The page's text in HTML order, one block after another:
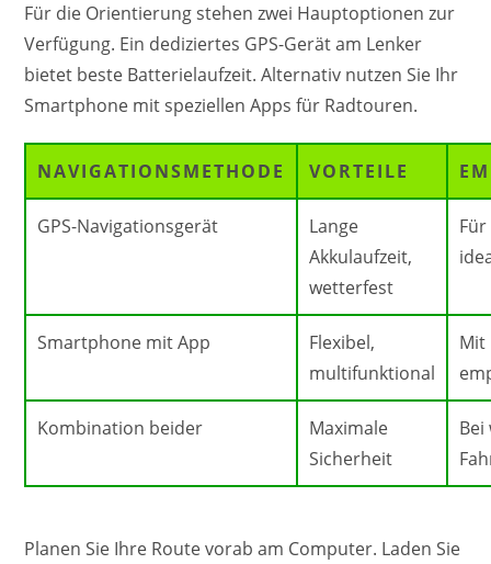
Für die Orientierung stehen zwei Hauptoptionen zur
Verfügung. Ein dediziertes GPS-Gerät am Lenker
bietet beste Batterielaufzeit. Alternativ nutzen Sie Ihr
Smartphone mit speziellen Apps für Radtouren.
NAVIGATIONSMETHODE VORTEILE
GPS-Navigationsgerät
Lange
Akkulaufzeit,
wetterfest
Smartphone mit App
Flexibel,
multifunktional
Mit
Kombination beider
Maximale
Sicherheit
Planen Sie Ihre Route vorab am Computer. Laden Sie